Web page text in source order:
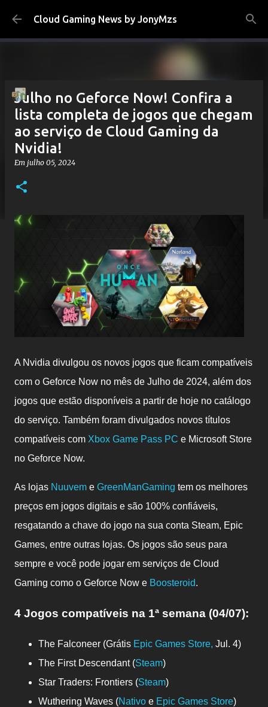
Pular para o conteúdo principal
Cloud Gaming News by JonyMzs
Julho no Geforce Now! Confira a
lista completa de jogos que chegam
ao serviço de Cloud Gaming da
Nvidia!
Em julho 05, 2024
A Nvidia divulgou os novos jogos que ficam compatíveis
com o Geforce Now no mês de Julho de 2024, além dos
jogos que estão disponíveis a partir de hoje no catálogo
do serviço. Também foram divulgados novos títulos
compatíveis com Xbox Game Pass PC e Microsoft Store
no Geforce Now.
As lojas Nuuvem e GreenManGaming tem os melhores
preços em jogos digitais e são 100% confiáveis,
resgatando a chave do jogo na sua conta Steam, Epic
Games, entre outras lojas. Os jogos são seus para
sempre e você pode jogar em serviços de Cloud
Gaming como o Geforce Now e Boosteroid.
4 Jogos compatíveis na 1ª semana (04/07):
The Falconeer (Grátis Epic Games Store, Jul. 4)
The First Descendant (Steam)
Star Traders: Frontiers (Steam)
Wuthering Waves (Nativo e Epic Games Store)